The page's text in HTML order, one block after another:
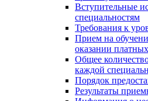
Вступительные
специальностям
Требования к
Прием на
оказании
Общее
каждой
Порядок
Результаты